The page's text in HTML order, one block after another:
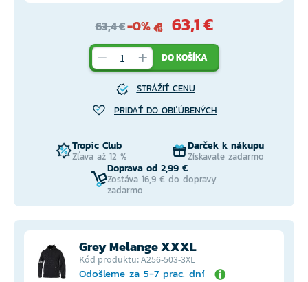
63,4 €-0% 63,1 €
DO KOŠÍKA
STRÁŽIŤ CENU
PRIDAŤ DO OBĽÚBENÝCH
Tropic Club
Zľava až 12 %
Darček k nákupu
Získavate zadarmo
Doprava od 2,99 €
Zostáva 16,9 € do dopravy
zadarmo
Grey Melange XXXL
Kód produktu: A256-503-3XL
Odošleme za 5-7 prac. dní